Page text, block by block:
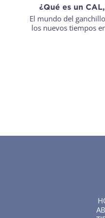
¿Qué es un
El mundo del
los nuevos tiempos